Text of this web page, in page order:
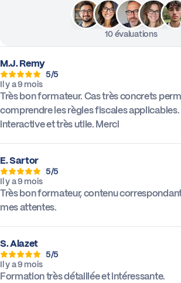
10 évaluations
M.J. Remy
5/5
Il y a 9 mois
Très bon formateur. Cas très concrets
comprendre les règles fiscales
interactive et très utile. Merci
E. Sartor
5/5
Il y a 9 mois
Très bon formateur, contenu
mes attentes.
S. Alazet
5/5
Il y a 9 mois
Formation très détaillée et intéressante.